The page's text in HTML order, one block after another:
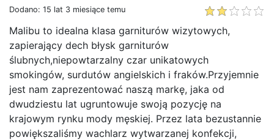
Dodano: 15 lat 3 miesiące temu
Malibu to idealna klasa garniturów wizytowych,
zapierający dech błysk garniturów
ślubnych,niepowtarzalny czar unikatowych
smokingów, surdutów angielskich i fraków.Przyjemnie
jest nam zaprezentować naszą markę, jaka od
dwudziestu lat ugruntowuje swoją pozycję na
krajowym rynku mody męskiej. Przez lata bezustannie
powiększaliśmy wachlarz wytwarzanej konfekcji,